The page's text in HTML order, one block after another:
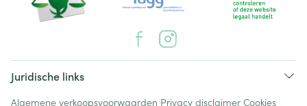
Juridische links
Algemene verkoopsvoorwaarden Privacy disclaimer Cookies